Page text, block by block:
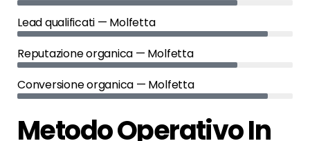
Lead qualificati — Molfetta
Reputazione organica — Molfetta
Conversione organica — Molfetta
Metodo Operativo In